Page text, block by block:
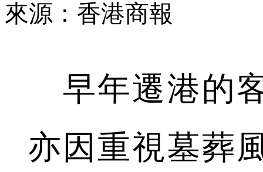
來源：香港商報
早年遷港的
亦因重視墓葬